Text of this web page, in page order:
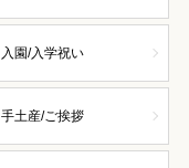
入園/入学祝い
手土産/ご挨拶